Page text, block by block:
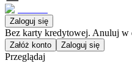
Zaloguj się
Bez karty kredytowej. Anuluj
Załóż konto Zaloguj się
Przeglądaj